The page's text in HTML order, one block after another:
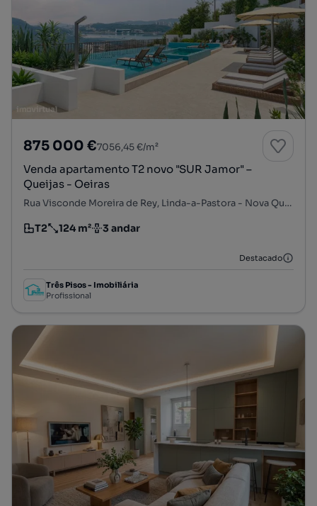
875 000 €7056,45 €/m²
Venda apartamento T2 novo "SUR Jamor" –
Queijas - Oeiras
Rua Visconde Moreira de Rey, Linda-a-Pastora - Nova Queijas, Carnaxide e Queijas, Oeiras, Lisboa
Tipologia
T2
Preço por metro quadrado
124 m²
Andar 3 andar
Destacado
Três Pisos - Imobiliária
Profissional